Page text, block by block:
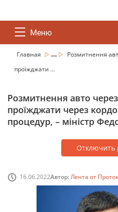
Меню
Главная ...
Розмитнення
проїжджати ...
Розмитнення авто
проїжджати через
процедур, – міністр
Отключить
16.06.2022Автор:Лента от